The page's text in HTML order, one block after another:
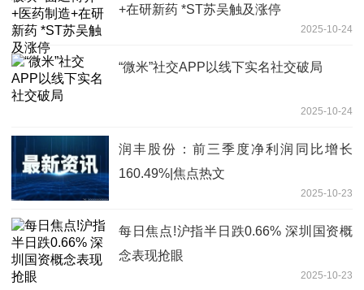
+在研新药 *ST苏吴触及涨停
2025-10-24
“微米”社交APP以线下实名社交破局
2025-10-24
润丰股份：前三季度净利润同比增长
160.49%|焦点热文
2025-10-23
每日焦点!沪指半日跌0.66% 深圳国资概
念表现抢眼
2025-10-23